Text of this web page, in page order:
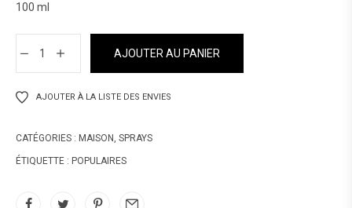
100 ml
AJOUTER AU PANIER
AJOUTER À LA LISTE DES ENVIES
CATÉGORIES : MAISON , SPRAYS
ÉTIQUETTE : POPULAIRES